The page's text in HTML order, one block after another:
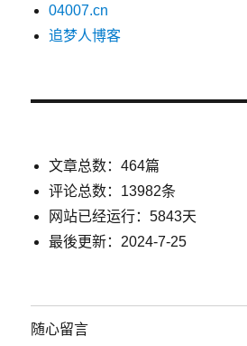
04007.cn
追梦人博客
文章总数：464篇
评论总数：13982条
网站已经运行：5843天
最後更新：2024-7-25
随心留言